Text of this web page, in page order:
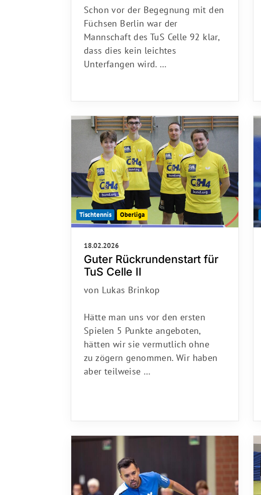
Schon vor der Begegnung mit den
Füchsen Berlin war der
Mannschaft des TuS Celle 92 klar,
dass dies kein leichtes
Unterfangen wird. …
Tischtennis Oberliga
18.02.2026
Guter Rückrundenstart für
TuS Celle II
von Lukas Brinkop
Hätte man uns vor den ersten
Spielen 5 Punkte angeboten,
hätten wir sie vermutlich ohne
zu zögern genommen. Wir haben
aber teilweise …